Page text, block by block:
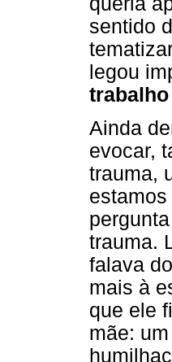
sentido
legou
Ainda
evocar,
trauma,
trauma.
falava
mais à
que ele
mãe: